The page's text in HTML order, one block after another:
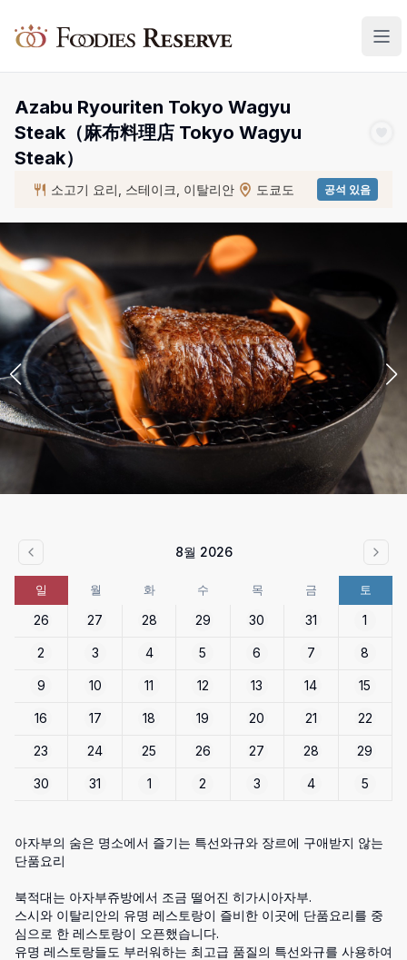
Foodies Reserve
Azabu Ryouriten Tokyo Wagyu
Steak（麻布料理店 Tokyo Wagyu
Steak）
소고기 요리, 스테이크, 이탈리안 도쿄도 공석 있음
8월 2026
일 월 화 수 목 금 토
26 27 28 29 30 31 1
2 3 4 5 6 7 8
9 10 11 12 13 14 15
16 17 18 19 20 21 22
23 24 25 26 27 28 29
30 31 1 2 3 4 5
아자부의 숨은 명소에서 즐기는 특선와규와 장르에 구애받지 않는
단품요리
북적대는 아자부쥬방에서 조금 떨어진 히가시아자부.
스시와 이탈리안의 유명 레스토랑이 즐비한 이곳에 단품요리를 중
심으로 한 레스토랑이 오픈했습니다.
유명 레스토랑들도 부러워하는 최고급 품질의 특선와규를 사용하여